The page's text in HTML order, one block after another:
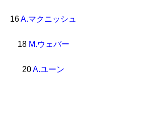
16A.マクニッシュ
18 M.ウェバー
20A.ユーン